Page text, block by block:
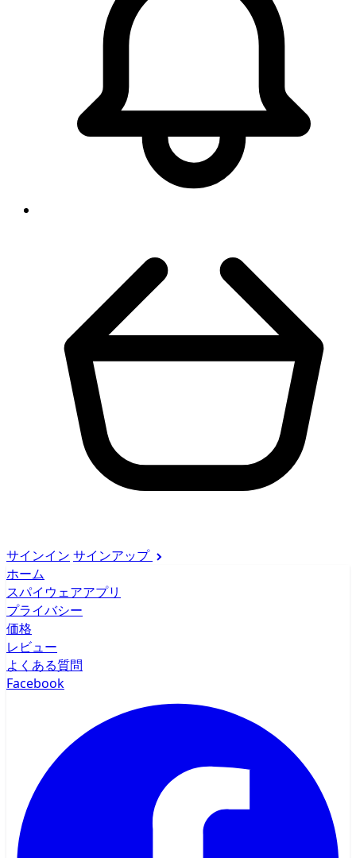
サインイン サインアップ
ホーム
スパイウェアアプリ
プライバシー
価格
レビュー
よくある質問
Facebook